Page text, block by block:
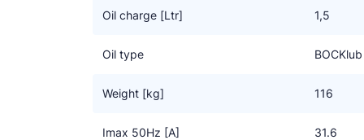
• We benadrukken dat alle beschikbare
Oil charge [Ltr] 1,5
Oil type
Weight [kg] 116
Imax 50Hz [A] 31.6